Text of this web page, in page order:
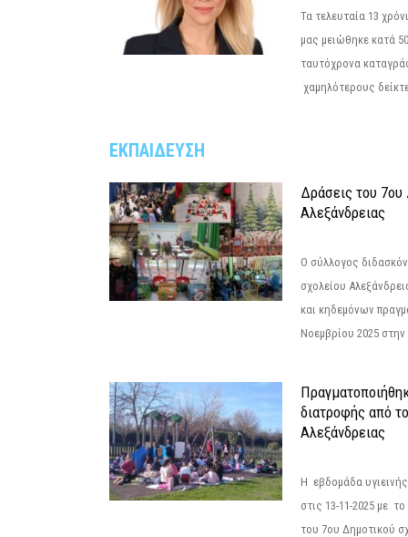
Τα τελευταία 13
μας μειώθηκε κατά
ταυτόχρονα
χαμηλότερους
ΕΚΠΑΙΔΕΥΣΗ
Δράσεις του 7ου
Αλεξάνδρειας
Ο σύλλογος
σχολείου
και κηδεμόνων
Νοεμβρίου 2025
διατροφής από
Αλεξάνδρειας
Η εβδομάδα
στις 13-11-2025 με
του 7ου Δημοτικού